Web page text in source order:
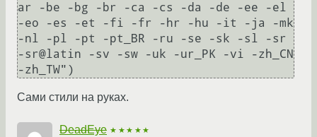
ar -be -bg -br -ca -cs -da -de -ee -el
-eo -es -et -fi -fr -hr -hu -it -ja -mk
-nl -pl -pt -pt_BR -ru -se -sk -sl -sr
-sr@latin -sv -sw -uk -ur_PK -vi -zh_CN
Сами стили на руках.
DeadEye ★★★★★